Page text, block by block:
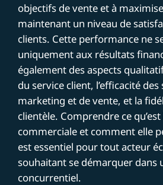
objectifs de vente et à
maintenant un niveau de
clients. Cette performance ne
uniquement aux résultats
également des aspects
du service client, l’efficacité
marketing et de vente, et la
clientèle. Comprendre ce
commerciale et comment elle
est essentiel pour tout acteur
souhaitant se démarquer dans
concurrentiel.